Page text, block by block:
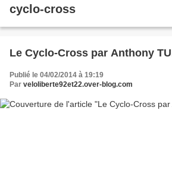
cyclo-cross
Le Cyclo-Cross par Anthony
Publié le 04/02/2014 à 19:19
Par veloliberte92et22.over-blog.com